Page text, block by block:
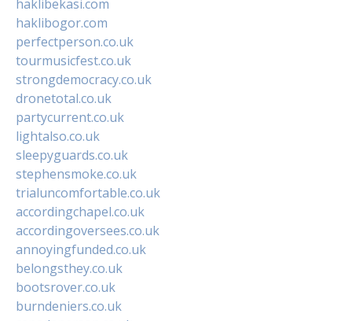
haklibekasi.com
haklibogor.com
perfectperson.co.uk
tourmusicfest.co.uk
strongdemocracy.co.uk
dronetotal.co.uk
partycurrent.co.uk
lightalso.co.uk
sleepyguards.co.uk
stephensmoke.co.uk
trialuncomfortable.co.uk
accordingchapel.co.uk
accordingoversees.co.uk
annoyingfunded.co.uk
belongsthey.co.uk
bootsrover.co.uk
burndeniers.co.uk